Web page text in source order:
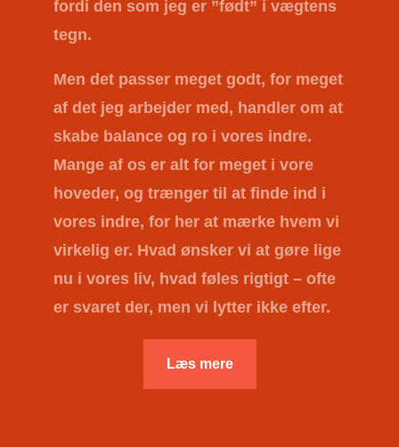
fordi den som jeg er ”født” i vægtens
tegn.
Men det passer meget godt, for meget
af det jeg arbejder med, handler om at
skabe balance og ro i vores indre.
Mange af os er alt for meget i vore
hoveder, og trænger til at finde ind i
vores indre, for her at mærke hvem vi
virkelig er. Hvad ønsker vi at gøre lige
nu i vores liv, hvad føles rigtigt – ofte
er svaret der, men vi lytter ikke efter.
Læs mere